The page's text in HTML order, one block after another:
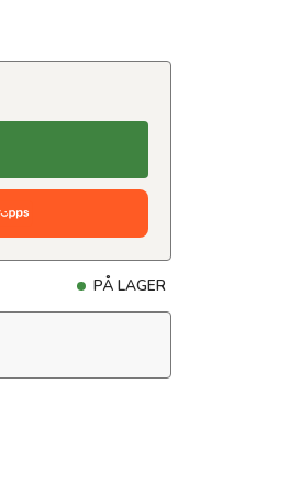
PÅ LAGER